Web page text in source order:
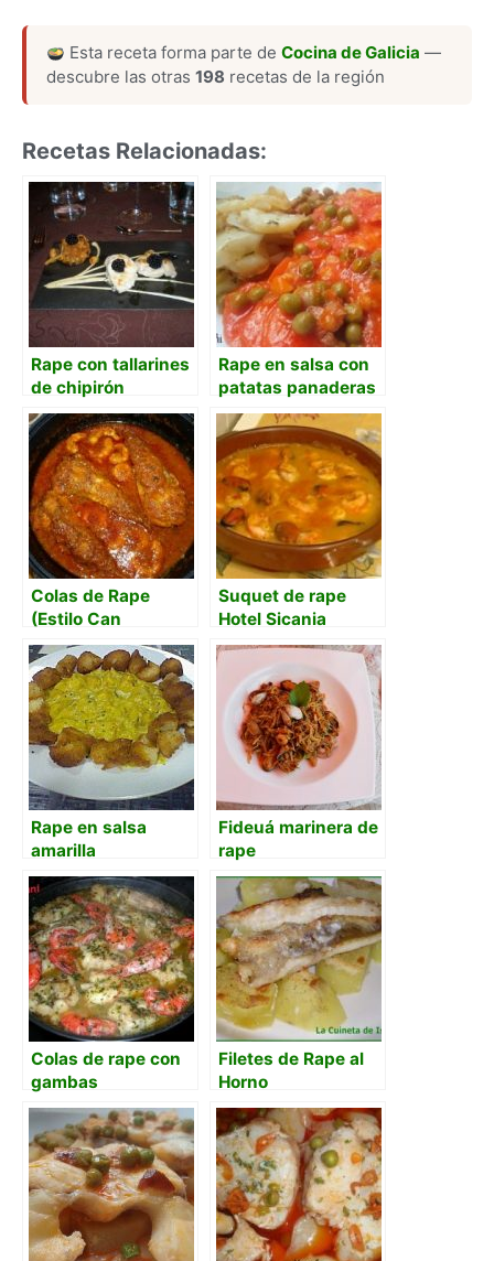
Esta receta forma parte deCocina de Galicia —
descubre las otras 198 recetas de la región
Recetas Relacionadas:
Rape con tallarines
de chipirón
encebollado y salsa
yodada
Rape en salsa con
patatas panaderas
Colas de Rape
(Estilo Can
Ramonet)
Suquet de rape
Hotel Sicania
Rape en salsa
amarilla
Fideuá marinera de
rape
Colas de rape con
gambas
Filetes de Rape al
Horno